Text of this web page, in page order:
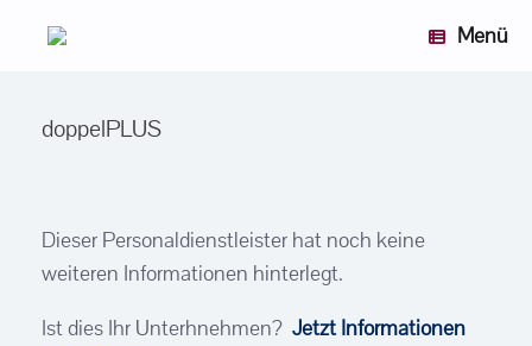
Menü
doppelPLUS
Dieser Personaldienstleister hat noch keine
weiteren Informationen hinterlegt.
Ist dies Ihr Unterhnehmen? Jetzt Informationen